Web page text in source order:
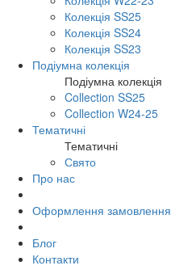
Колекція SS25
Колекція SS24
Колекція SS23
Подіумна колекція
Подіумна колекція
Collection SS25
Collection W24-25
Тематичні
Тематичні
Свято
Про нас
Оформлення замовлення
Блог
Контакти